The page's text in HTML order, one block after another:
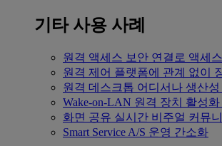
기타 사용 사례
원격 액세스 보안 연결로 액세
원격 제어 플랫폼에 관계 없이
원격 데스크톱 어디서나 생산
Wake-on-LAN 원격 장치 활성화
화면 공유 실시간 비주얼 커뮤
Smart Service A/S 운영 간소화